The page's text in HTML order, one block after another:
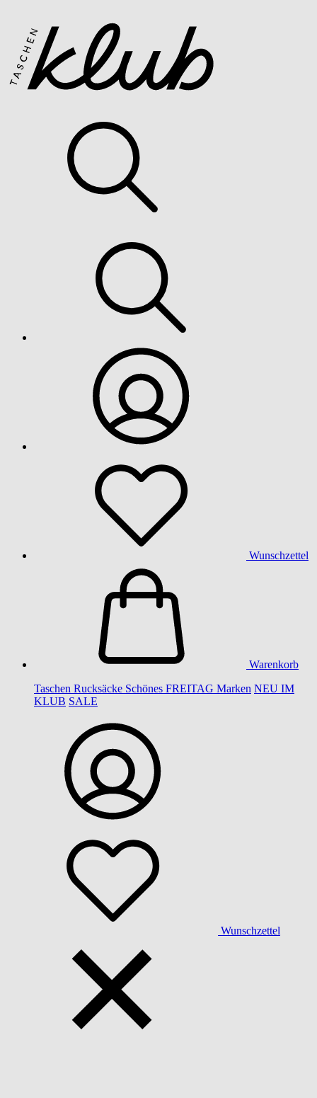
Wunschzettel
Warenkorb
Taschen Rucksäcke Schönes FREITAG Marken NEU IM
KLUB SALE
Wunschzettel